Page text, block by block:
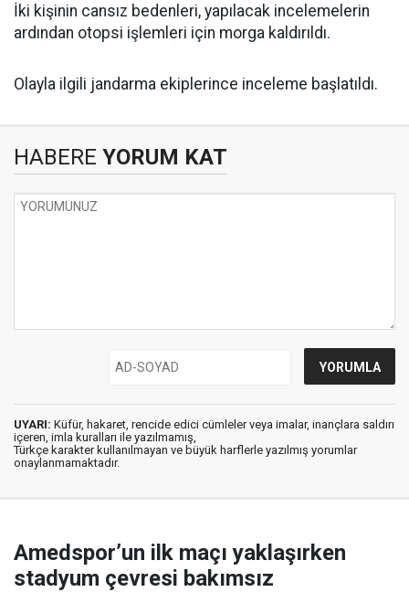
İki kişinin cansız bedenleri, yapılacak incelemelerin
ardından otopsi işlemleri için morga kaldırıldı.
Olayla ilgili jandarma ekiplerince inceleme başlatıldı.
HABERE YORUM KAT
UYARI: Küfür, hakaret, rencide edici cümleler veya imalar, inançlara saldırı
içeren, imla kuralları ile yazılmamış,
Türkçe karakter kullanılmayan ve büyük harflerle yazılmış yorumlar
onaylanmamaktadır.
Amedspor’un ilk maçı yaklaşırken
stadyum çevresi bakımsız